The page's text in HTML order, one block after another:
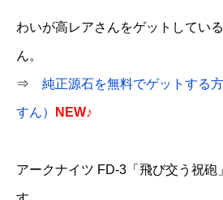
わいが高レアさんをゲットしてい
ん。
⇒ 純正源石を無料でゲットする
すん） NEW♪
アークナイツ FD-3「飛び交う祝砲